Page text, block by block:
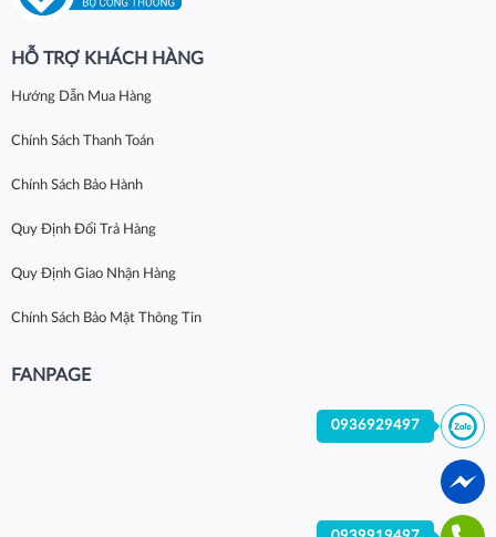
HỖ TRỢ KHÁCH HÀNG
Hướng Dẫn Mua Hàng
Chính Sách Thanh Toán
Chính Sách Bảo Hành
Quy Định Đổi Trả Hàng
Quy Định Giao Nhận Hàng
Chính Sách Bảo Mật Thông Tin
FANPAGE
0936929497